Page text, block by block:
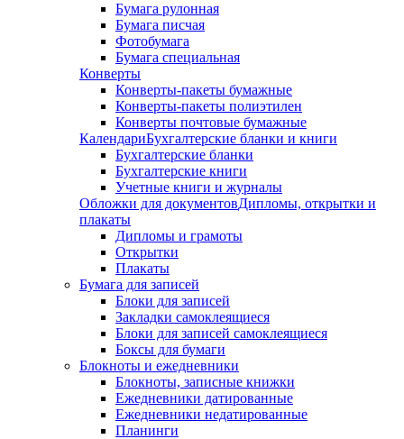
Бумага рулонная
Бумага писчая
Фотобумага
Бумага специальная
Конверты
Конверты-пакеты бумажные
Конверты-пакеты полиэтилен
Конверты почтовые бумажные
КалендариБухгалтерские бланки и книги
Бухгалтерские бланки
Бухгалтерские книги
Учетные книги и журналы
Обложки для документовДипломы, открытки и
плакаты
Дипломы и грамоты
Открытки
Плакаты
Бумага для записей
Блоки для записей
Закладки самоклеящиеся
Блоки для записей самоклеящиеся
Боксы для бумаги
Блокноты и ежедневники
Блокноты, записные книжки
Ежедневники датированные
Ежедневники недатированные
Планинги